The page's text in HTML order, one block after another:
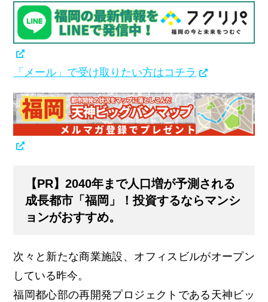
「メール」で受け取りたい方はコチラ
【PR】2040年まで人口増が予測される
成長都市「福岡」！投資するならマンシ
ョンがおすすめ。
次々と新たな商業施設、オフィスビルがオープン
している昨今。
福岡都心部の再開発プロジェクトである天神ビッ